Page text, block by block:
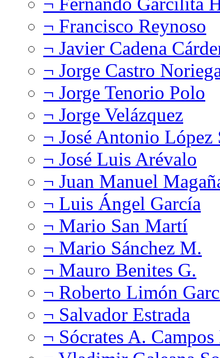
¬ Francisco Reynoso
¬ Javier Cadena
¬ Jorge Castro
¬ Jorge Tenorio Polo
¬ Jorge Velázquez
¬ José Antonio López
¬ José Luis Arévalo
¬ Juan Manuel
¬ Luis Ángel García
¬ Mario San Martí
¬ Mario Sánchez M.
¬ Mauro Benites G.
¬ Roberto Limón
¬ Salvador Estrada
¬ Sócrates A.